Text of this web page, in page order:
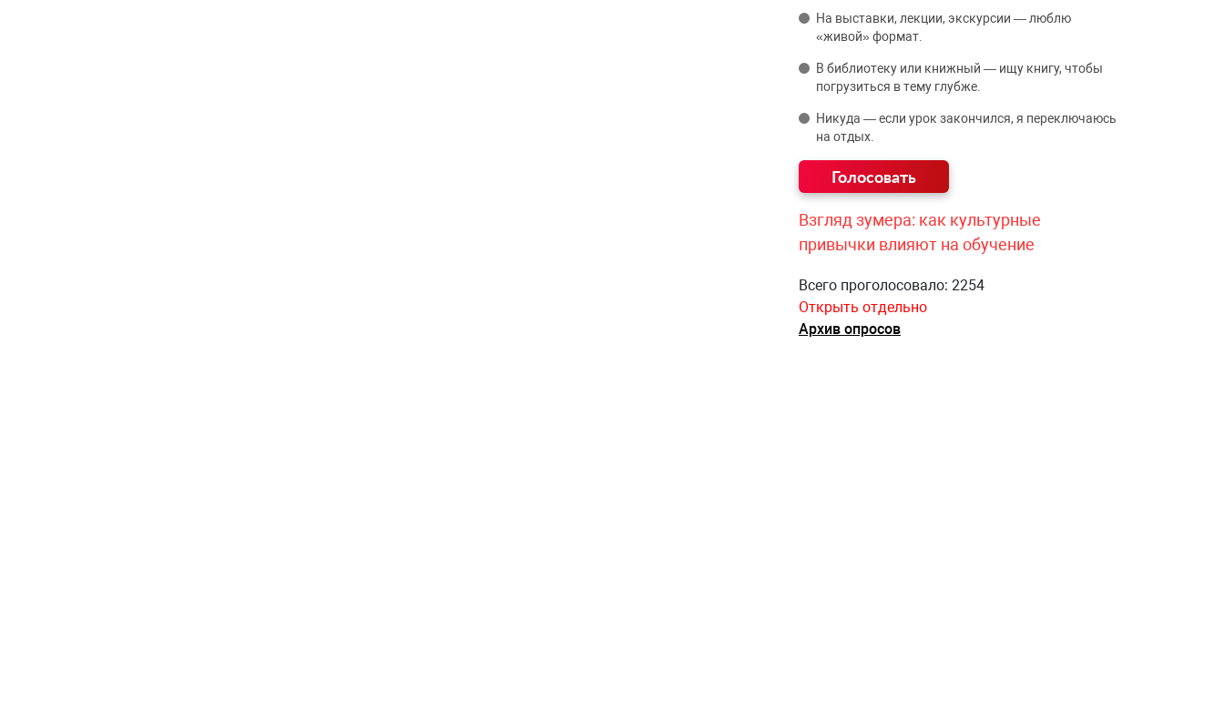
На выставки, лекции, экскурсии — люблю
«живой» формат.
В библиотеку или книжный — ищу книгу, чтобы
погрузиться в тему глубже.
Никуда — если урок закончился, я переключаюсь
на отдых.
Взгляд зумера: как культурные
привычки влияют на обучение
Всего проголосовало: 2254
Открыть отдельно
Архив опросов